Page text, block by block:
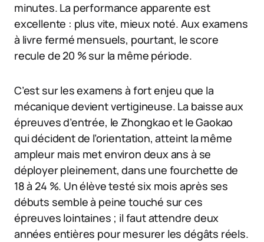
minutes. La performance apparente est
excellente : plus vite, mieux noté. Aux examens
à livre fermé mensuels, pourtant, le score
recule de 20 % sur la même période.
C’est sur les examens à fort enjeu que la
mécanique devient vertigineuse. La baisse aux
épreuves d’entrée, le Zhongkao et le Gaokao
qui décident de l’orientation, atteint la même
ampleur mais met environ deux ans à se
déployer pleinement, dans une fourchette de
18 à 24 %. Un élève testé six mois après ses
débuts semble à peine touché sur ces
épreuves lointaines ; il faut attendre deux
années entières pour mesurer les dégâts réels.